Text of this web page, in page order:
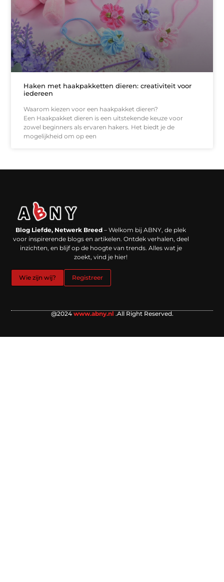
Haken met haakpakketten dieren: creativiteit voor
iedereen
Waarom kiezen voor een haakpakket dieren?
Een Haakpakket dieren is een uitstekende keuze voor
zowel beginners als ervaren hakers. Het biedt je de
mogelijkheid om op een
Blog Liefde, Netwerk Breed – Welkom bij ABNY, de plek
voor inspirerende blogs en artikelen. Ontdek verhalen, deel
inzichten, en blijf op de hoogte van trends. Alles wat je
zoekt, vind je hier!
Wie zijn wij? Registreer
@2024 www.abny.nl .All Right Reserved.